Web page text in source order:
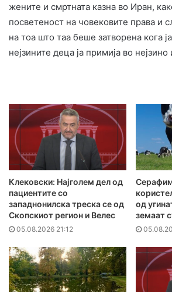
жените и смртната казна во Иран,
посветеност на човековите права и
на тоа што таа беше затворена кога
нејзините деца ја примија во нејзино
Клековски: Најголем дел од
пациентите сo
западнонилска треска се од
Скопскиот регион и Велес
05.08.2026 21:12
од
земаат